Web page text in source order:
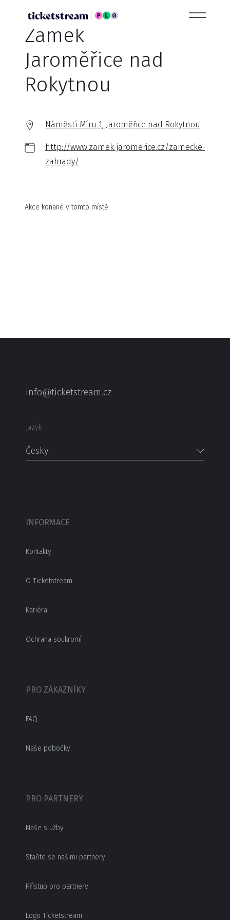
Zámek
Jaroměřice nad
Rokytnou
Náměstí Míru 1, Jaroměřice nad Rokytnou
http://www.zamek-jaromerice.cz/zamecke-
zahrady/
Akce konané v tomto místě
info@ticketstream.cz
Jazyk
Česky
INFORMACE
Kontakty
O Ticketstream
Kariéra
Ochrana soukromí
PRO ZÁKAZNÍKY
FAQ
Naše pobočky
PRO PARTNERY
Naše služby
Staňte se našimi partnery
Přístup pro partnery
Logo Ticketstream